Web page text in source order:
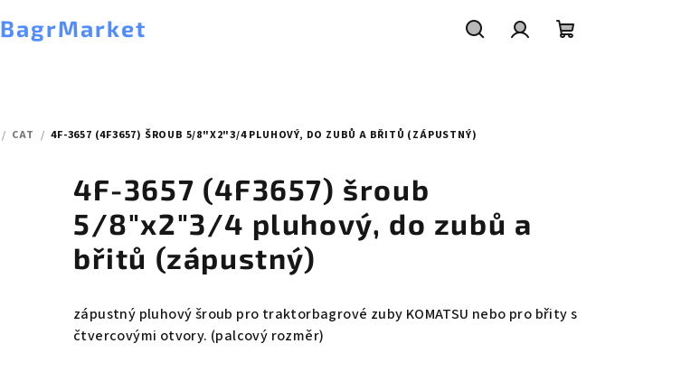
BagrMarket
/ CAT / 4F-3657 (4F3657) ŠROUB 5/8"X2"3/4 PLUHOVÝ, DO ZUBŮ A BŘITŮ (ZÁPUSTNÝ)
4F-3657 (4F3657) šroub
5/8"x2"3/4 pluhový, do zubů a
břitů (zápustný)
zápustný pluhový šroub pro traktorbagrové zuby KOMATSU nebo pro břity s
čtvercovými otvory. (palcový rozměr)